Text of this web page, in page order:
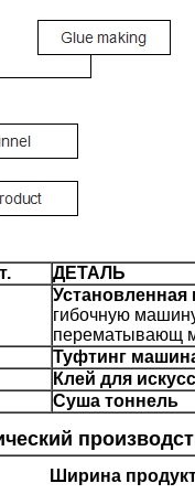
ДЕТАЛЬ
гибочную
перематывающ
Туфтинг
Клей для
Суша тоннель
Ширина